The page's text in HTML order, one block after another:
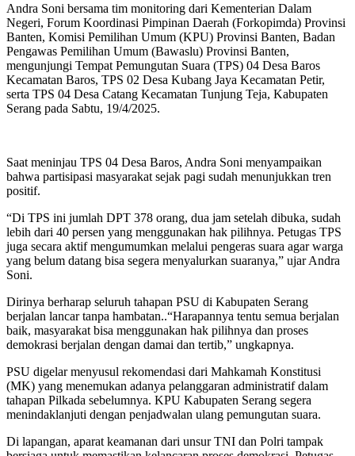
Andra Soni bersama tim monitoring dari Kementerian Dalam
Negeri, Forum Koordinasi Pimpinan Daerah (Forkopimda) Provinsi
Banten, Komisi Pemilihan Umum (KPU) Provinsi Banten, Badan
Pengawas Pemilihan Umum (Bawaslu) Provinsi Banten,
mengunjungi Tempat Pemungutan Suara (TPS) 04 Desa Baros
Kecamatan Baros, TPS 02 Desa Kubang Jaya Kecamatan Petir,
serta TPS 04 Desa Catang Kecamatan Tunjung Teja, Kabupaten
Serang pada Sabtu, 19/4/2025.
Saat meninjau TPS 04 Desa Baros, Andra Soni menyampaikan
bahwa partisipasi masyarakat sejak pagi sudah menunjukkan tren
positif.
“Di TPS ini jumlah DPT 378 orang, dua jam setelah dibuka, sudah
lebih dari 40 persen yang menggunakan hak pilihnya. Petugas TPS
juga secara aktif mengumumkan melalui pengeras suara agar warga
yang belum datang bisa segera menyalurkan suaranya,” ujar Andra
Soni.
Dirinya berharap seluruh tahapan PSU di Kabupaten Serang
berjalan lancar tanpa hambatan..“Harapannya tentu semua berjalan
baik, masyarakat bisa menggunakan hak pilihnya dan proses
demokrasi berjalan dengan damai dan tertib,” ungkapnya.
PSU digelar menyusul rekomendasi dari Mahkamah Konstitusi
(MK) yang menemukan adanya pelanggaran administratif dalam
tahapan Pilkada sebelumnya. KPU Kabupaten Serang segera
menindaklanjuti dengan penjadwalan ulang pemungutan suara.
Di lapangan, aparat keamanan dari unsur TNI dan Polri tampak